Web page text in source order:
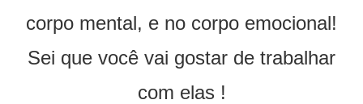
corpo mental, e no corpo emocional!
Sei que você vai gostar de trabalhar
com elas !